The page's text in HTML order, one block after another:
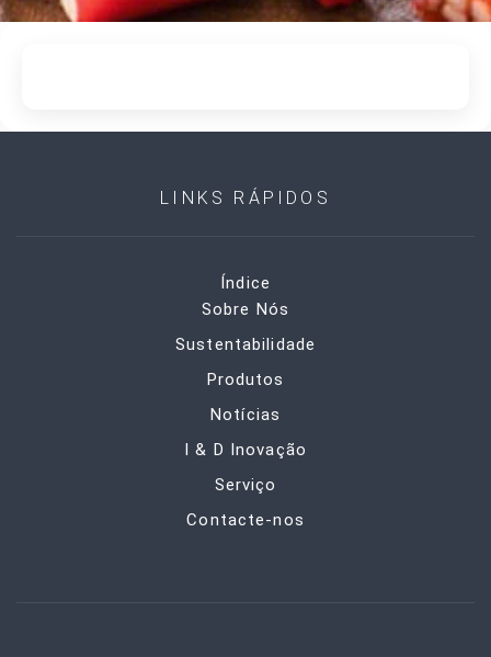
LINKS RÁPIDOS
Índice
Sobre Nós
Sustentabilidade
Produtos
Notícias
I & D Inovação
Serviço
Contacte-nos